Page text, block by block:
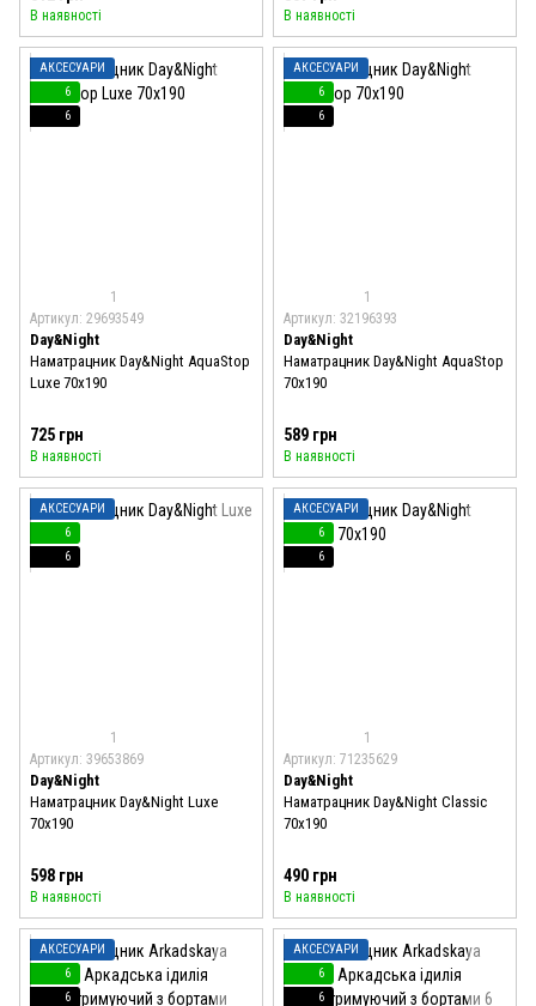
В наявності В наявності
АКСЕСУАРИ
6
6
1
Артикул: 29693549
Day&Night
Наматрацник Day&Night AquaStop
Luxe 70x190
725 грн
В наявності
АКСЕСУАРИ
6
6
1
Артикул: 32196393
Day&Night
Наматрацник Day&Night AquaStop
70x190
589 грн
В наявності
АКСЕСУАРИ
6
6
1
Артикул: 39653869
Day&Night
Наматрацник Day&Night Luxe
70x190
598 грн
В наявності
АКСЕСУАРИ
6
6
1
Артикул: 71235629
Day&Night
Наматрацник Day&Night Classic
70x190
490 грн
В наявності
АКСЕСУАРИ
6
6
АКСЕСУАРИ
6
6